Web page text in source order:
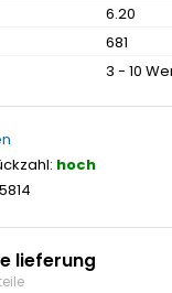
6.20
681
3 - 10
hoch
lieferung